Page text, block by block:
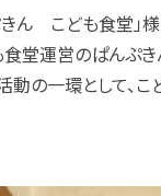
きん こども食堂
堂運営のぱんぷ
の一環として、